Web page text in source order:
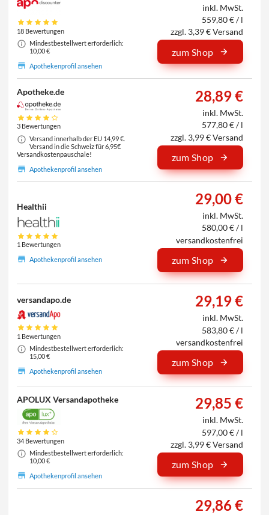
18 Bewertungen
Mindestbestellwert erforderlich:
10,00 €
Apothekenprofil ansehen
inkl. MwSt.
559,80 € / l
zzgl. 3,39 € Versand
zum Shop
Apotheke.de
3 Bewertungen
Versand innerhalb der EU 14,99 €.
Versand in die Schweiz für 6,95€
Versandkostenpauschale!
Apothekenprofil ansehen
28,89 €
inkl. MwSt.
577,80 € / l
zzgl. 3,99 € Versand
zum Shop
Healthii
1 Bewertungen
Apothekenprofil ansehen
29,00 €
inkl. MwSt.
580,00 € / l
versandkostenfrei
zum Shop
versandapo.de
1 Bewertungen
Mindestbestellwert erforderlich:
15,00 €
Apothekenprofil ansehen
29,19 €
inkl. MwSt.
583,80 € / l
versandkostenfrei
zum Shop
APOLUX Versandapotheke
34 Bewertungen
Mindestbestellwert erforderlich:
10,00 €
Apothekenprofil ansehen
29,85 €
inkl. MwSt.
597,00 € / l
zzgl. 3,99 € Versand
zum Shop
29,86 €